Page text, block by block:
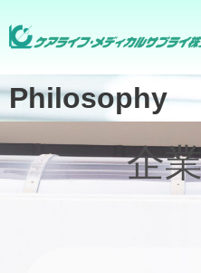
Philosophy
企